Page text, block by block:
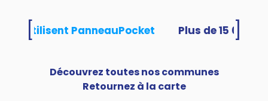
utilisent PanneauPocket
Découvrez toutes nos communes
Retournez à la carte